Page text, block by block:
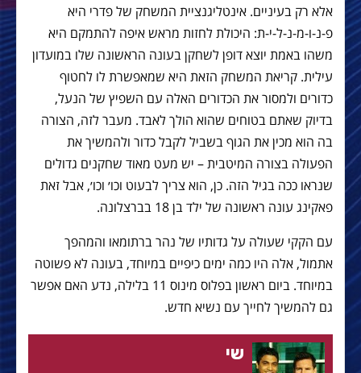
אלא רק בעיניים. אינטליגנציית המשחק של פדרי היא
פ-נ-ו-מ-נ-ל-י-ת: היכולת לחזות מראש איפה להתמקם היא
משהו באמת יוצא דופן לשחקן בעונה הראשונה שלו במועדון
עילית. קריאת המשחק הזאת היא שמאפשרת לו לחטוף
כדורים ולמסור את הכדורים האלה עם השפיץ של הנעל,
בדיוק שאתם בטוחים שהוא הולך לאבד. מעבר לזה, הצורה
בה הוא מכין את הגוף בשביל לקבל כדור ולהמשיך את
הפעולה בצורה המיטבית – יש מעט מאוד שחקנים גדולים
שנראו ככה בגיל הזה. כן, הוא צריך לבעוט וכו׳ וכו׳, אבל זאת
פאקינג עונה ראשונה של ילד בן 18 בברצלונה.
עם הקקי שעולה על גדותיו של נהר ברתומאו והמהפך
אתמול, אלה היו כמה ימים כיפיים במיוחד, בעונה לא פשוטה
במיוחד. ביום ראשון בפלוס מינוס 11 בלילה, נדע האם אפשר
גם להמשיך לחייך עם נשיא חדש.
שי